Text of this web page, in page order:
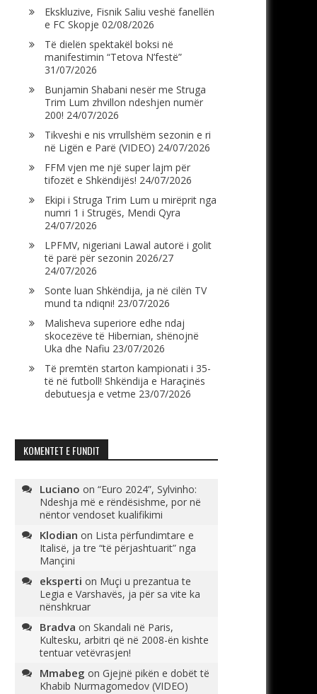
Ekskluzive, Fisnik Saliu veshë fanellën
e FC Skopje 02/08/2026
Të dielën spektakël boksi në
manifestimin “Tetova N’festë”
31/07/2026
Bunjamin Shabani nesër me Struga
Trim Lum zhvillon ndeshjen numër
200! 24/07/2026
Tikveshi e nis vrrullshëm sezonin e ri
në Ligën e Parë (VIDEO) 24/07/2026
FFM vjen me një super lajm për
tifozët e Shkëndijës! 24/07/2026
Ekipi i Struga Trim Lum u mirëprit nga
numri 1 i Strugës, Mendi Qyra
24/07/2026
LPFMV, nigeriani Lawal autorë i golit
të parë për sezonin 2026/27
24/07/2026
Sonte luan Shkëndija, ja në cilën TV
mund ta ndiqni! 23/07/2026
Malisheva superiore edhe ndaj
skocezëve të Hibernian, shënojnë
Uka dhe Nafiu 23/07/2026
Të premtën starton kampionati i 35-
të në futboll! Shkëndija e Haraçinës
debutuesja e vetme 23/07/2026
KOMENTET E FUNDIT
Luciano on “Euro 2024”, Sylvinho:
Ndeshja më e rëndësishme, por në
nëntor vendoset kualifikimi
Klodian on Lista përfundimtare e
Italisë, ja tre “të përjashtuarit” nga
Mançini
eksperti on Muçi u prezantua te
Legia e Varshavës, ja për sa vite ka
nënshkruar
Bradva on Skandali në Paris,
Kultesku, arbitri që në 2008-ën kishte
tentuar vetëvrasjen!
Mmabeg on Gjejnë pikën e dobët të
Khabib Nurmagomedov (VIDEO)